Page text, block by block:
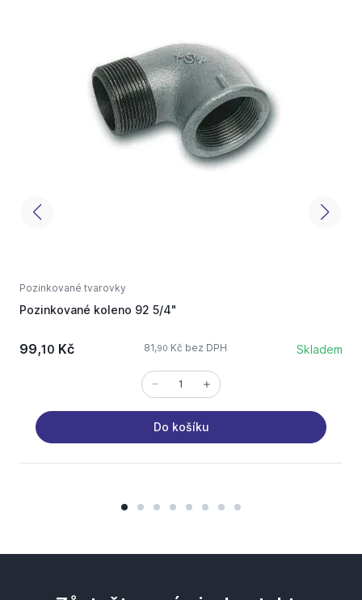
Pozinkované tvarovky
Pozinkované koleno 92 5/4"
99,10 Kč 81,90 Kč bez DPH Skladem
Do košíku